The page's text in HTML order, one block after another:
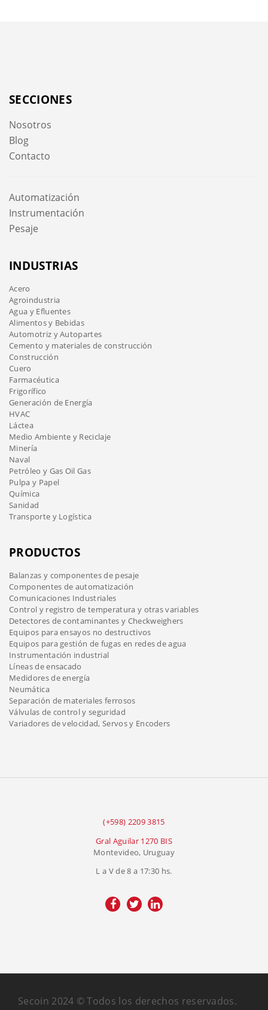
SECCIONES
Nosotros
Blog
Contacto
Automatización
Instrumentación
Pesaje
INDUSTRIAS
Acero
Agroindustria
Agua y Efluentes
Alimentos y Bebidas
Automotriz y Autopartes
Cemento y materiales de construcción
Construcción
Cuero
Farmacéutica
Frigorífico
Generación de Energía
HVAC
Láctea
Medio Ambiente y Reciclaje
Minería
Naval
Petróleo y Gas Oil Gas
Pulpa y Papel
Química
Sanidad
Transporte y Logística
PRODUCTOS
Balanzas y componentes de pesaje
Componentes de automatización
Comunicaciones Industriales
Control y registro de temperatura y otras variables
Detectores de contaminantes y Checkweighers
Equipos para ensayos no destructivos
Equipos para gestión de fugas en redes de agua
Instrumentación industrial
Líneas de ensacado
Medidores de energía
Neumática
Separación de materiales ferrosos
Válvulas de control y seguridad
Variadores de velocidad, Servos y Encoders
(+598) 2209 3815
Gral Aguilar 1270 BIS
Montevideo, Uruguay
L a V de 8 a 17:30 hs.
Secoin 2024 © Todos los derechos reservados.